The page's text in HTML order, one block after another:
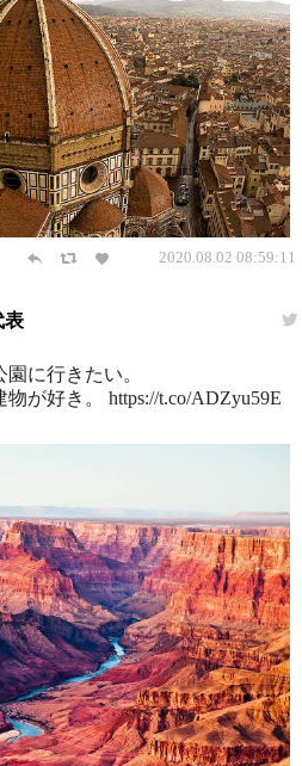
2020.08.02 08:59:11
表
に行きたい。
が好き。 https://t.co/ADZyu59E